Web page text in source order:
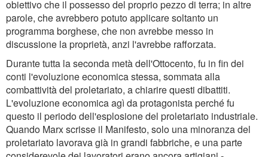
obiettivo che il possesso del proprio pezzo di terra; in altre
parole, che avrebbero potuto applicare soltanto un
programma borghese, che non avrebbe messo in
discussione la proprietà, anzi l'avrebbe rafforzata.
Durante tutta la seconda metà dell'Ottocento, fu in fin dei
conti l'evoluzione economica stessa, sommata alla
combattività del proletariato, a chiarire questi dibattiti.
L'evoluzione economica agì da protagonista perché fu
questo il periodo dell'esplosione del proletariato industriale.
Quando Marx scrisse il Manifesto, solo una minoranza del
proletariato lavorava già in grandi fabbriche, e una parte